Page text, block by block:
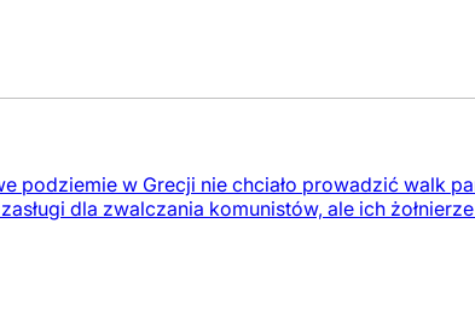
podziemie w Grecji nie chciało prowadzić walk
dla zwalczania komunistów, ale ich